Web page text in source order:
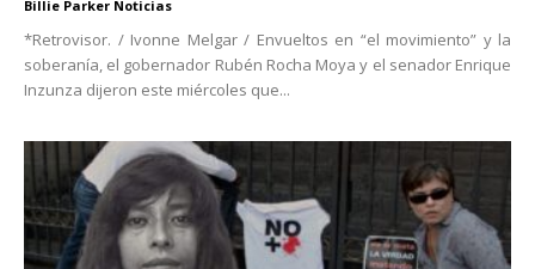
Billie Parker Noticias
*Retrovisor. / Ivonne Melgar / Envueltos en “el movimiento” y la
soberanía, el gobernador Rubén Rocha Moya y el senador Enrique
Inzunza dijeron este miércoles que...